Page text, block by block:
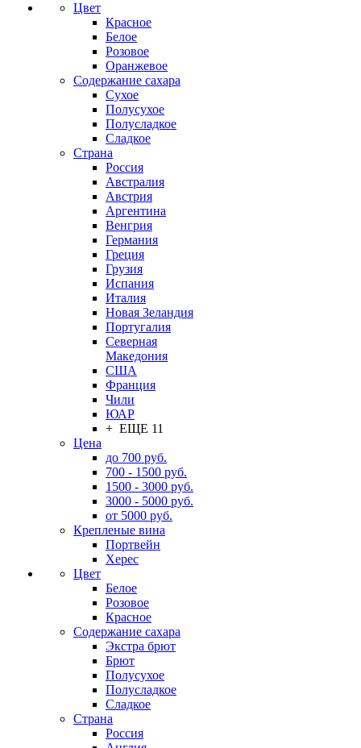
Цвет
Красное
Белое
Розовое
Оранжевое
Содержание сахара
Сухое
Полусухое
Полусладкое
Сладкое
Страна
Россия
Австралия
Австрия
Аргентина
Венгрия
Германия
Греция
Грузия
Испания
Италия
Новая Зеландия
Португалия
Северная
Македония
США
Франция
Чили
ЮАР
+ ЕЩЕ 11
Цена
до 700 руб.
700 - 1500 руб.
1500 - 3000 руб.
3000 - 5000 руб.
от 5000 руб.
Крепленые вина
Портвейн
Херес
Цвет
Белое
Розовое
Красное
Содержание сахара
Экстра брют
Брют
Полусухое
Полусладкое
Сладкое
Страна
Россия